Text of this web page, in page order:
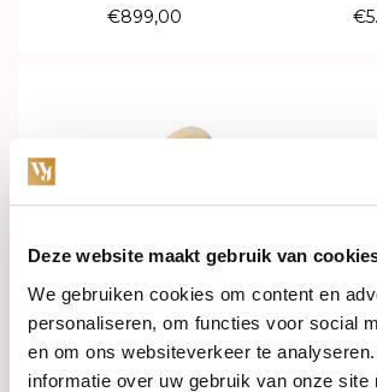
Deze website maakt gebruik van
We gebruiken cookies om content en
personaliseren, om functies voor social
en om ons websiteverkeer te
informatie over uw gebruik van onze site
€899,00
In stock